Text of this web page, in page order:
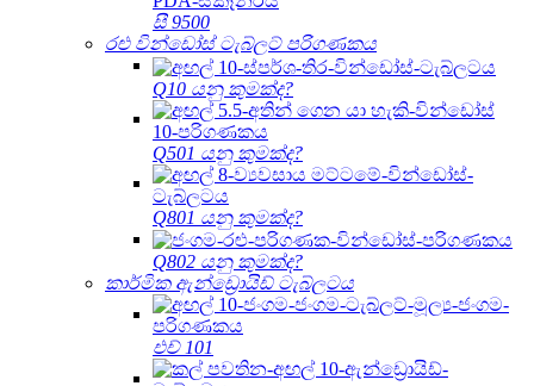
සී 9500
රළු වින්ඩෝස් ටැබ්ලට් පරිගණකය
Q10 යනු කුමක්ද?
Q501 යනු කුමක්ද?
Q801 යනු කුමක්ද?
Q802 යනු කුමක්ද?
කාර්මික ඇන්ඩ්‍රොයිඩ් ටැබ්ලටය
එච් 101